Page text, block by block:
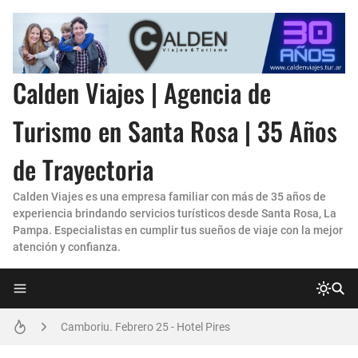
Calden Viajes | Agencia de
Turismo en Santa Rosa | 35 Años
de Trayectoria
Calden Viajes es una empresa familiar con más de 35 años de
experiencia brindando servicios turísticos desde Santa Rosa, La
Pampa. Especialistas en cumplir tus sueños de viaje con la mejor
atención y confianza.
Camboriu. Febrero 25 - Hotel Pires